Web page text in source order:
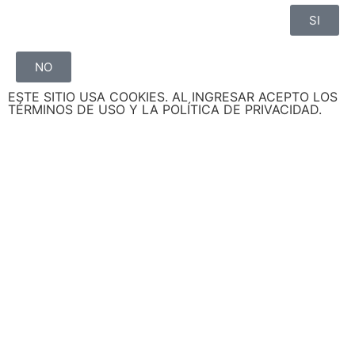
SI
NO
ESTE SITIO USA COOKIES. AL INGRESAR ACEPTO LOS
TÉRMINOS DE USO Y LA POLÍTICA DE PRIVACIDAD.